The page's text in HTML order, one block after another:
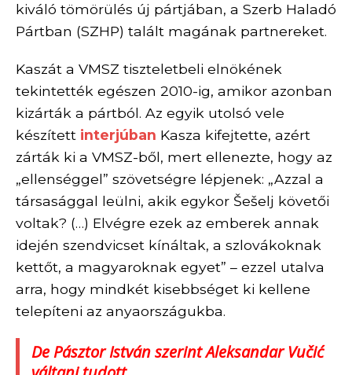
kiváló tömörülés új pártjában, a Szerb Haladó
Pártban (SZHP) talált magának partnereket.
Kaszát a VMSZ tiszteletbeli elnökének
tekintették egészen 2010-ig, amikor azonban
kizárták a pártból. Az egyik utolsó vele
készített interjúban Kasza kifejtette, azért
zárták ki a VMSZ-ből, mert ellenezte, hogy az
„ellenséggel” szövetségre lépjenek: „Azzal a
társasággal leülni, akik egykor Šešelj követői
voltak? (…) Elvégre ezek az emberek annak
idején szendvicset kínáltak, a szlovákoknak
kettőt, a magyaroknak egyet” – ezzel utalva
arra, hogy mindkét kisebbséget ki kellene
telepíteni az anyaországukba.
De Pásztor István szerint Aleksandar Vučić